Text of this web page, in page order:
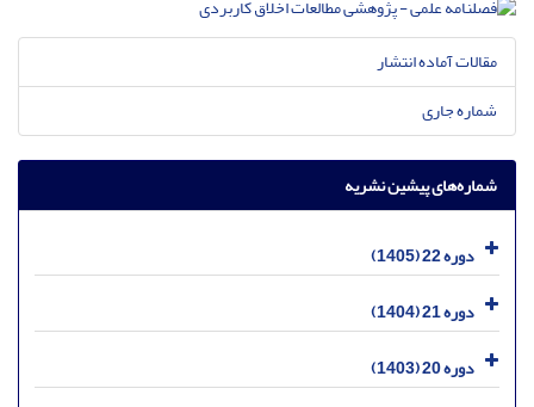
مقالات آماده انتشار
شماره جاری
شماره‌های پیشین نشریه
دوره 22 (1405)
دوره 21 (1404)
دوره 20 (1403)